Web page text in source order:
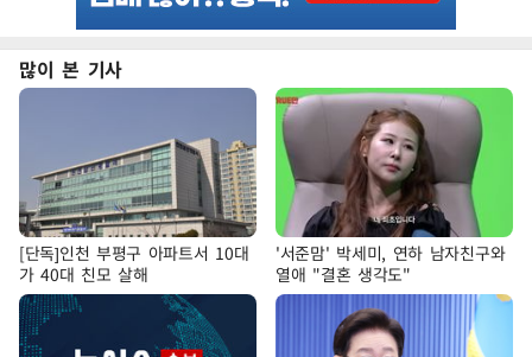
많이 본 기사
[단독]인천 부평구 아파트서 10대
가 40대 친모 살해
'서준맘' 박세미, 연하 남자친구와
열애 "결혼 생각도"